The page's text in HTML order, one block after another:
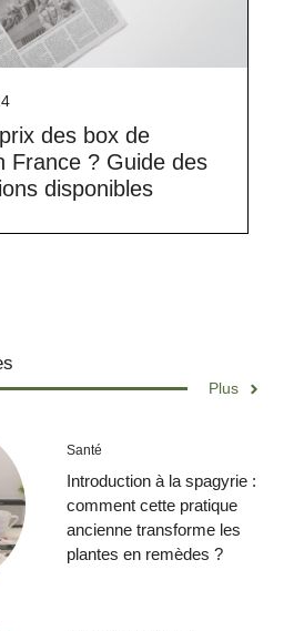
des box de
France ? Guide des
disponibles
Plus
Santé
Introduction à la spagyrie :
comment cette pratique
ancienne transforme les
plantes en remèdes ?